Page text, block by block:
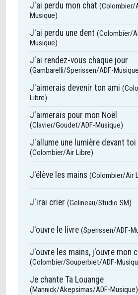
J'ai perdu mon chat (Colombier/
Musique)
J'ai perdu une dent (Colombier/
Musique)
J'ai rendez-vous chaque jour
(Gambarelli/Sperissen/ADF-
J'aimerais devenir ton ami
Libre)
J'aimerais pour mon Noël
(Clavier/Goudet/ADF-Musique)
J'allume une lumière devant toi
(Colombier/Air Libre)
J'élève les mains (Colombier/Air
J'irai crier (Gelineau/Studio SM)
J'ouvre le livre (Sperissen/ADF-
J'ouvre les mains, j'ouvre mon
(Colombier/Souperbiet/ADF-
Je chante Ta Louange
(Mannick/Akepsimas/ADF-Musique)